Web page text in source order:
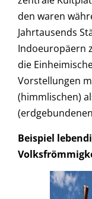
den waren
Jahrtausends
Indoeuropäern
die
Vorstellungen
(himmlischen)
Beispiel